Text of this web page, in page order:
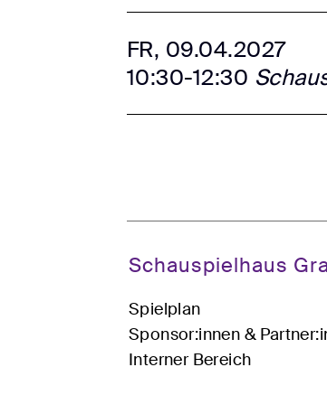
FR, 09.04.2027
10:30-12:30
Schauspielhaus
Spielplan
Sponsor:innen &
Interner Bereich